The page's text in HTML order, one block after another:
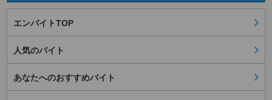
エンバイトTOP
人気のバイト
あなたへのおすすめバイト